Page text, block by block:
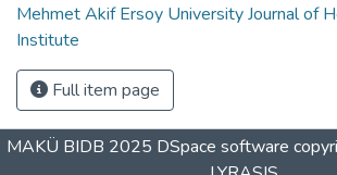
Mehmet Akif Ersoy University Journal of
Institute
Full item page
MAKÜ BIDB 2025 DSpace software